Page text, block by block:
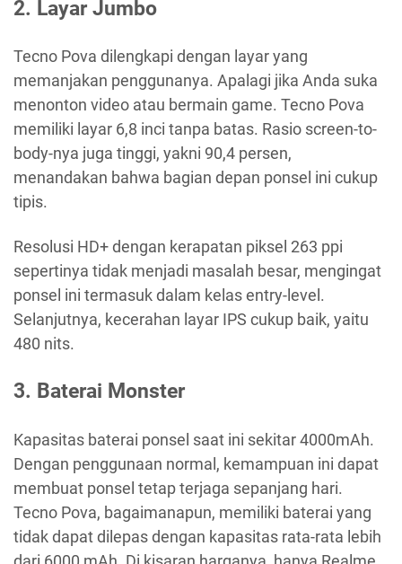
2. Layar Jumbo
Tecno Pova dilengkapi dengan layar yang
memanjakan penggunanya. Apalagi jika Anda suka
menonton video atau bermain game. Tecno Pova
memiliki layar 6,8 inci tanpa batas. Rasio screen-to-
body-nya juga tinggi, yakni 90,4 persen,
menandakan bahwa bagian depan ponsel ini cukup
tipis.
Resolusi HD+ dengan kerapatan piksel 263 ppi
sepertinya tidak menjadi masalah besar, mengingat
ponsel ini termasuk dalam kelas entry-level.
Selanjutnya, kecerahan layar IPS cukup baik, yaitu
480 nits.
3. Baterai Monster
Kapasitas baterai ponsel saat ini sekitar 4000mAh.
Dengan penggunaan normal, kemampuan ini dapat
membuat ponsel tetap terjaga sepanjang hari.
Tecno Pova, bagaimanapun, memiliki baterai yang
tidak dapat dilepas dengan kapasitas rata-rata lebih